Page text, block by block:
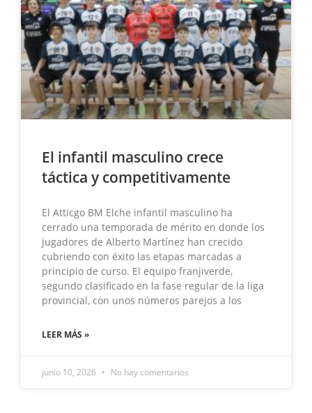
El infantil masculino crece
táctica y competitivamente
El Atticgo BM Elche infantil masculino ha
cerrado una temporada de mérito en donde los
jugadores de Alberto Martínez han crecido
cubriendo con éxito las etapas marcadas a
principio de curso. El equipo franjiverde,
segundo clasificado en la fase regular de la liga
provincial, con unos números parejos a los
LEER MÁS »
junio 10, 2026 No hay comentarios